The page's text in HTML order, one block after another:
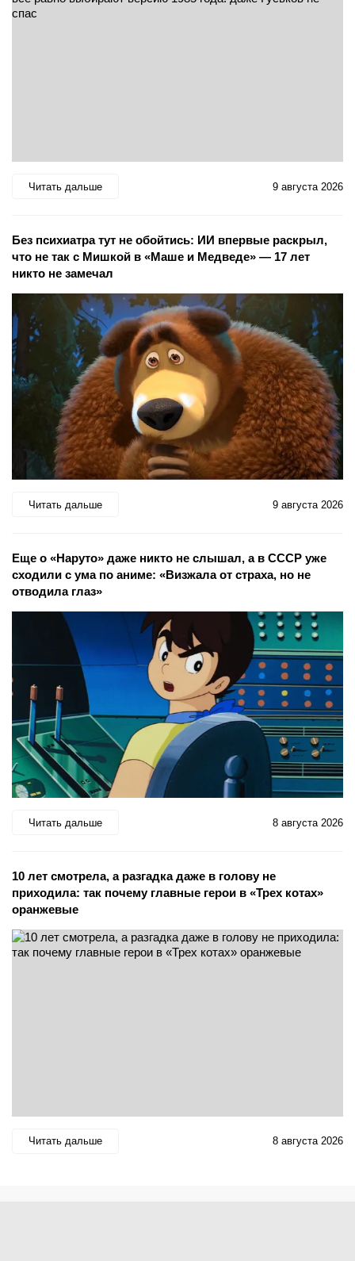
Читать дальше 9 августа 2026
Без психиатра тут не обойтись: ИИ впервые раскрыл,
что не так с Мишкой в «Маше и Медведе» — 17 лет
никто не замечал
Читать дальше 9 августа 2026
Еще о «Наруто» даже никто не слышал, а в СССР уже
сходили с ума по аниме: «Визжала от страха, но не
отводила глаз»
Читать дальше 8 августа 2026
10 лет смотрела, а разгадка даже в голову не
приходила: так почему главные герои в «Трех котах»
оранжевые
Читать дальше 8 августа 2026